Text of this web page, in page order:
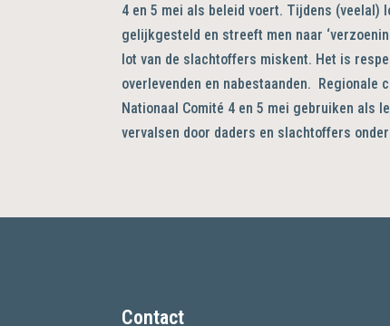
4 en 5 mei als beleid voert. Tijdens
gelijkgesteld en streeft men naar
lot van de slachtoffers miskent. Het is
overlevenden en nabestaanden. Regionale
Nationaal Comité 4 en 5 mei gebruiken als
vervalsen door daders en slachtoffers
Contact